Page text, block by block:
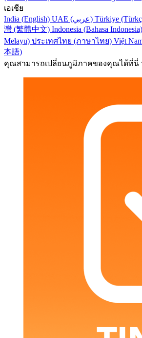
เอเชีย
India (English)
UAE (عربي) Türkiye
灣 (繁體中文) Indonesia (Bahasa Indonesia)
Melayu) ประเทศไทย (ภาษาไทย) Việt
本語)
คุณสามารถเปลี่ยนภูมิภาคของคุณได้ที่นี่